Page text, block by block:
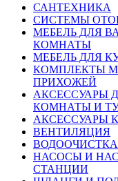
САНТЕХНИКА
СИСТЕМЫ
МЕБЕЛЬ ДЛЯ
КОМНАТЫ
МЕБЕЛЬ ДЛЯ
КОМПЛЕКТЫ
ПРИХОЖЕЙ
АКСЕССУАРЫ
КОМНАТЫ И
АКСЕССУАРЫ
ВЕНТИЛЯЦИЯ
ВОДООЧИСТКА
НАСОСЫ И
СТАНЦИИ